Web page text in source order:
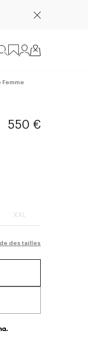
Femme
550 €
XXL
des tailles